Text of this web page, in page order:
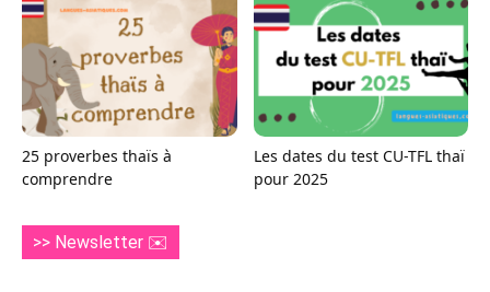
25 proverbes thaïs à
comprendre
Les dates du test CU-TFL thaï
pour 2025
>> Newsletter ✉️